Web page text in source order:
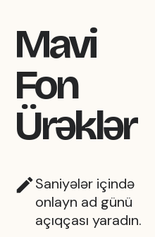
Mavi
Fon
Ürəklər
Saniyələr içində
onlayn ad günü
açıqçası yaradın.